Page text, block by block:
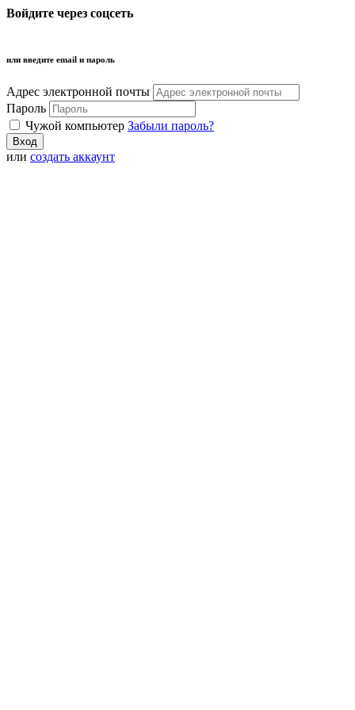
Войдите через соцсеть
или введите email и пароль
Адрес электронной почты
Пароль
Чужой компьютер Забыли пароль?
или создать аккаунт